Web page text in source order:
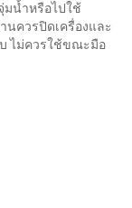
น้ำหรือไปใช้
นควรปิดเครื่องและ
ไม่ควรใช้ขณะมือ